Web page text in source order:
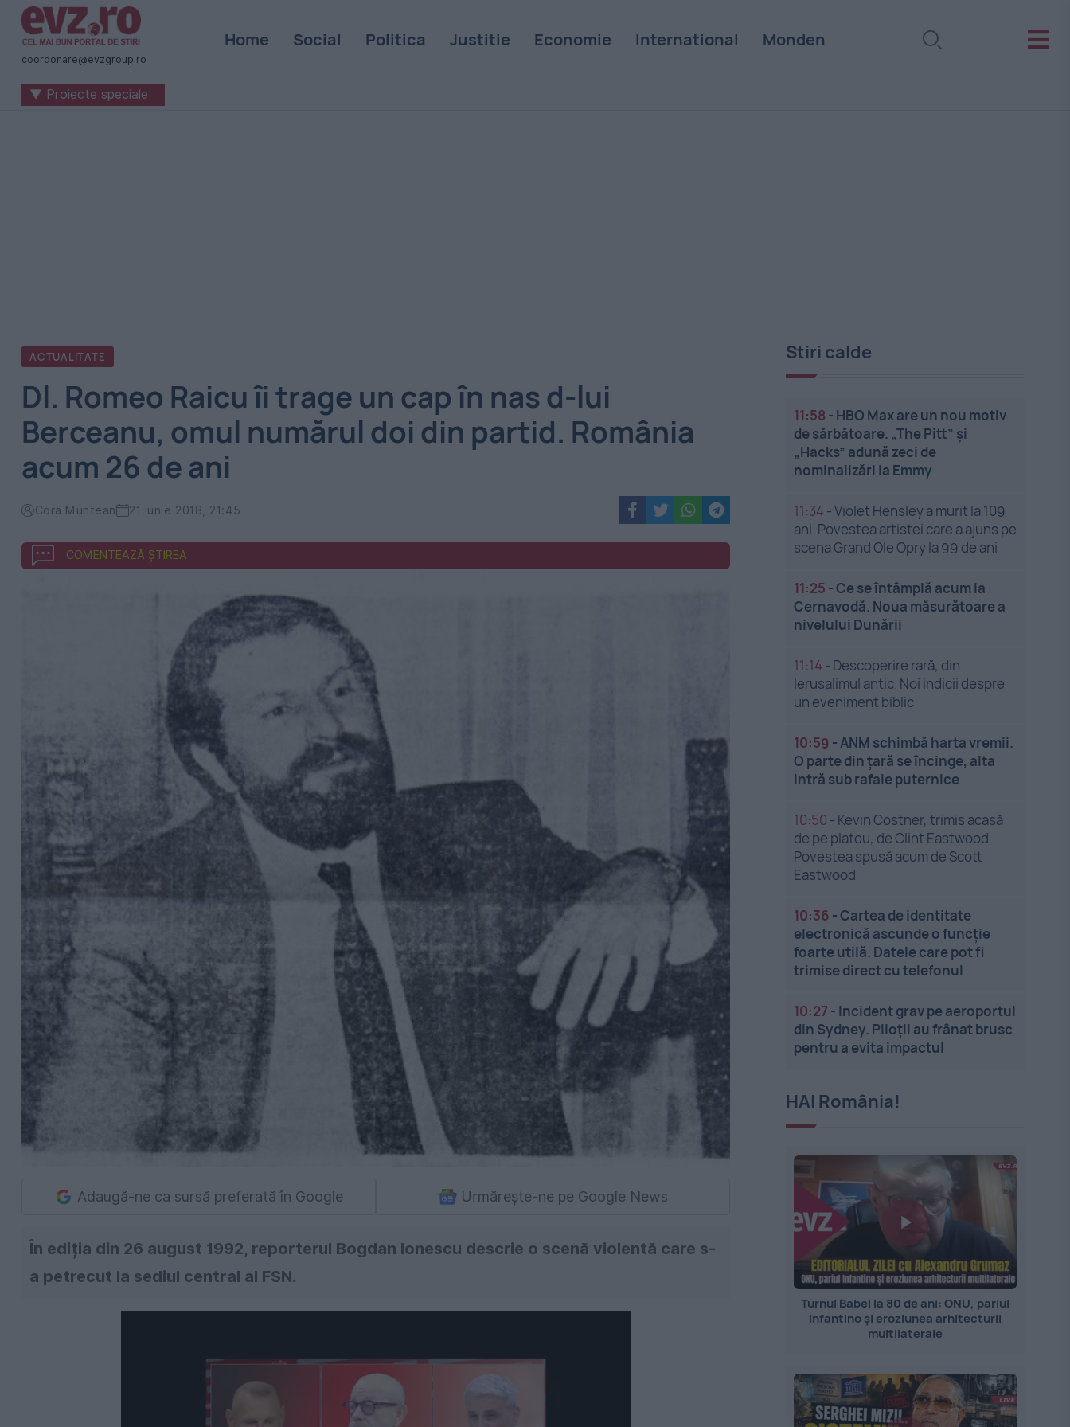
Știri
naționale
internaționale
coordonare@evzgroup.ro
Home Social Politica Justitie Economie International Monden
▼ Proiecte speciale
ACTUALITATE
Dl. Romeo Raicu îi trage un cap în nas d-lui
Berceanu, omul numărul doi din partid. România
acum 26 de ani
Cora Muntean 21 iunie 2018, 21:45
COMENTEAZĂ ȘTIREA
Adaugă-ne ca sursă preferată în Google Urmărește-ne pe Google News
În ediția din 26 august 1992, reporterul Bogdan Ionescu descrie o scenă violentă care s-
a petrecut la sediul central al FSN.
Stiri calde
11:58 - HBO Max are un nou motiv
de sărbătoare. „The Pitt” și
„Hacks” adună zeci de
nominalizări la Emmy
11:34 -Violet Hensley a murit la 109
ani. Povestea artistei care a ajuns pe
scena Grand Ole Opry la 99 de ani
11:25 -Ce se întâmplă acum la
Cernavodă. Noua măsurătoare a
nivelului Dunării
11:14 - Descoperire rară, din
Ierusalimul antic. Noi indicii despre
un eveniment biblic
10:59 -ANM schimbă harta vremii.
O parte din țară se încinge, alta
intră sub rafale puternice
10:50 - Kevin Costner, trimis acasă
de pe platou, de Clint Eastwood.
Povestea spusă acum de Scott
Eastwood
10:36 -Cartea de identitate
electronică ascunde o funcție
foarte utilă. Datele care pot fi
trimise direct cu telefonul
10:27 - Incident grav pe aeroportul
din Sydney. Piloții au frânat brusc
pentru a evita impactul
HAI România!
Turnul Babel la 80 de ani: ONU, pariul
Infantino și eroziunea arhitecturii
multilaterale